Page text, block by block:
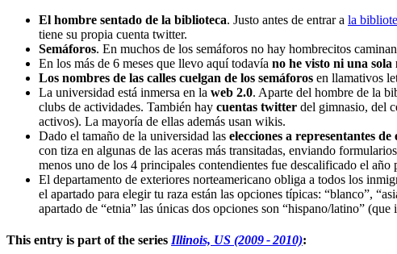
El hombre sentado de la biblioteca. Justo antes de entrar a la
tiene su propia cuenta twitter.
Semáforos. En muchos de los semáforos no hay hombrecitos
En los más de 6 meses que llevo aquí todavía no he visto ni una sola
Los nombres de las calles cuelgan de los semáforos en llamativos
La universidad está inmersa en la web 2.0. Aparte del hombre de la
clubs de actividades. También hay cuentas twitter del gimnasio, del
activos). La mayoría de ellas además usan wikis.
Dado el tamaño de la universidad las elecciones a representantes de
con tiza en algunas de las aceras más transitadas, enviando
menos uno de los 4 principales contendientes fue descalificado el año
El departamento de exteriores norteamericano obliga a todos los
el apartado para elegir tu raza están las opciones típicas: “blanco”,
apartado de “etnia” las únicas dos opciones son “hispano/latino”
This entry is part of the series Illinois, US (2009 - 2010):